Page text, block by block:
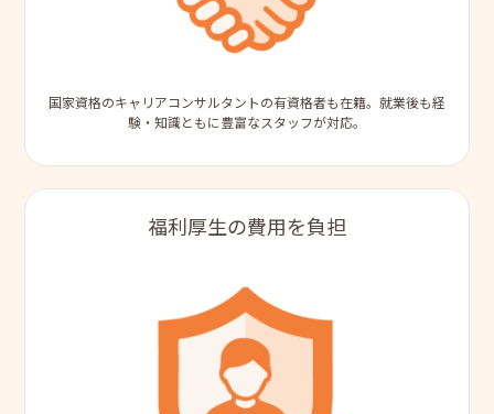
国家資格のキャリアコンサルタントの有資格者も在籍。就業後も経
験・知識ともに豊富なスタッフが対応。
福利厚生の費用を負担